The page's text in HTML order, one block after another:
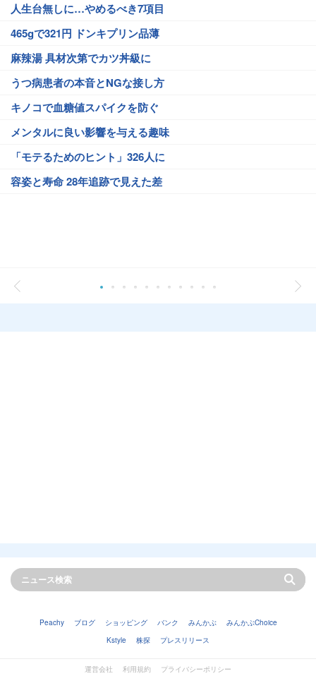
人生台無しに…やめるべき7項目
465gで321円 ドンキプリン品薄
麻辣湯 具材次第でカツ丼級に
うつ病患者の本音とNGな接し方
キノコで血糖値スパイクを防ぐ
メンタルに良い影響を与える趣味
「モテるためのヒント」326人に
容姿と寿命 28年追跡で見えた差
Peachy ブログ ショッピング バンク みんかぶ
みんかぶChoice
Kstyle
株探 プレスリリース
運営会社 利用規約 プライバシーポリシー